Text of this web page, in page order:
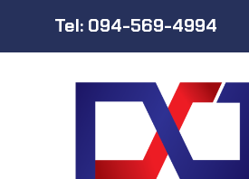
Tel: 094-569-4994